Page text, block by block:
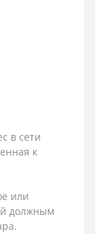
в сети
к
или
должным